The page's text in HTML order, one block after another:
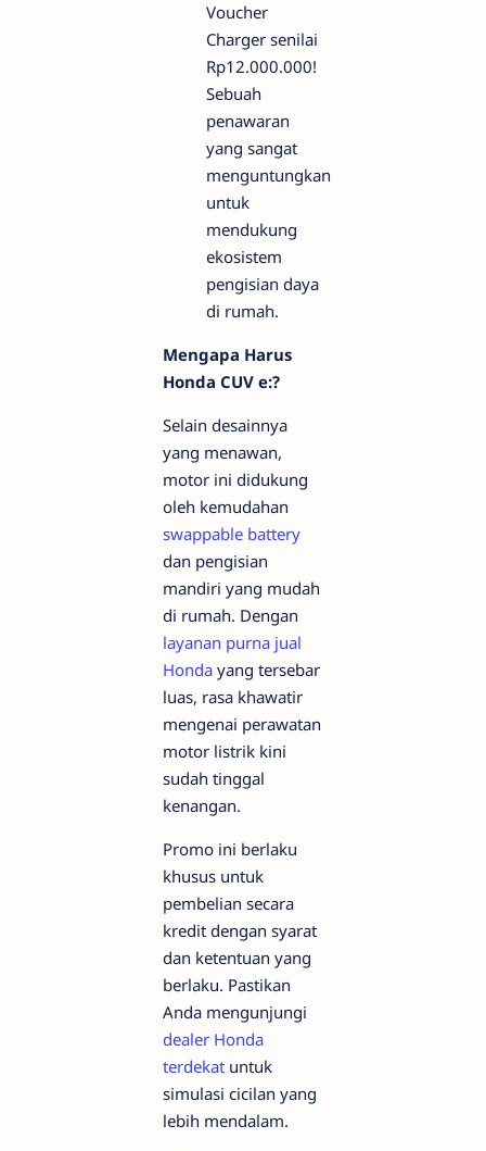
Voucher
Charger senilai
Rp12.000.000!
Sebuah
penawaran
yang sangat
menguntungkan
untuk
mendukung
ekosistem
pengisian daya
di rumah.
Mengapa Harus
Honda CUV e:?
Selain desainnya
yang menawan,
motor ini didukung
oleh kemudahan
swappable battery
dan pengisian
mandiri yang mudah
di rumah. Dengan
layanan purna jual
Honda yang tersebar
luas, rasa khawatir
mengenai perawatan
motor listrik kini
sudah tinggal
kenangan.
Promo ini berlaku
khusus untuk
pembelian secara
kredit dengan syarat
dan ketentuan yang
berlaku. Pastikan
Anda mengunjungi
dealer Honda
terdekat untuk
simulasi cicilan yang
lebih mendalam.